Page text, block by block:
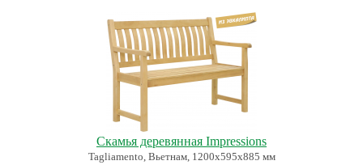
Скамья деревянная Impressions
Tagliamento, Вьетнам, 1200х595х885 мм